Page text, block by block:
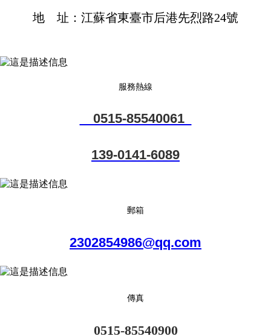
地 址：江蘇省東臺市后港先烈路24號
服務熱線
0515-85540061
139-0141-6089
郵箱
2302854986@qq.com
傳真
0515-85540900